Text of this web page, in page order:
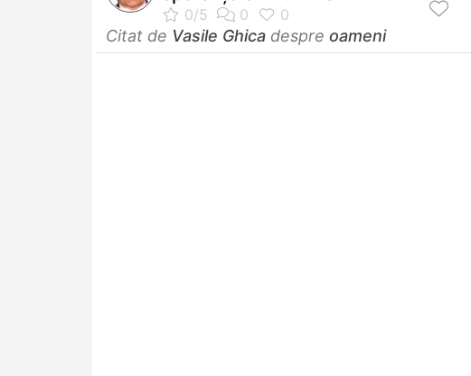
Citat de Vasile Ghica despre oameni